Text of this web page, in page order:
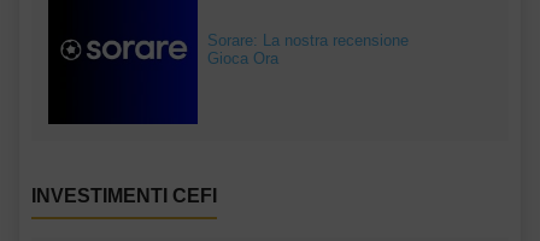
Sorare: La nostra recensione
Gioca Ora
INVESTIMENTI CEFI